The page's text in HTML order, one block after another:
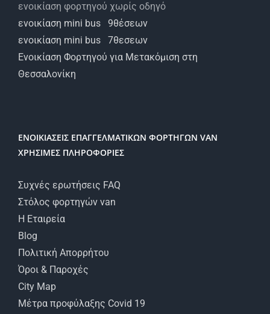
ενοικίαση φορτηγού χωρίς οδηγό
ενοικίαση mini bus 9θέσεων
ενοικίαση mini bus 7θεσεων
Ενοικίαση Φορτηγού για Μετακόμιση στη
Θεσσαλονίκη
ΕΝΟΙΚΙΑΣΕΙΣ ΕΠΑΓΓΕΛΜΑΤΙΚΩΝ ΦΟΡΤΗΓΩΝ VAN
ΧΡΗΣΙΜΕΣ ΠΛΗΡΟΦΟΡΙΕΣ
Συχνές ερωτήσεις FAQ
Στόλος φορτηγών van
Η Εταιρεία
Blog
Πολιτική Απορρήτου
Όροι & Παροχές
City Map
Μέτρα προφύλαξης Covid 19